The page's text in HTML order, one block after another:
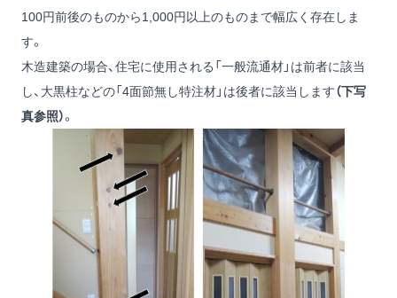
100円前後のものから1,000円以上のものまで幅広く存在しま
す。
木造建築の場合、住宅に使用される「一般流通材」は前者に該当
し、大黒柱などの「4面節無し特注材」は後者に該当します（下写
真参照）。